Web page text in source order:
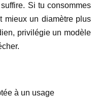
Si tu consommes
mieux un diamètre plus
privilégie un modèle
à un usage